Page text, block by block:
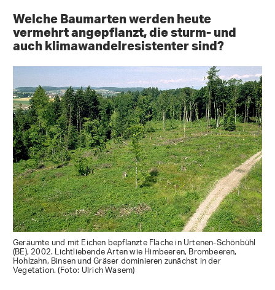
Welche Baumarten werden heute
vermehrt angepflanzt, die sturm- und
auch klimawandelresistenter sind?
Geräumte und mit Eichen bepflanzte Fläche in Urtenen-Schönbühl
(BE), 2002. Lichtliebende Arten wie Himbeeren, Brombeeren,
Hohlzahn, Binsen und Gräser dominieren zunächst in der
Vegetation. (Foto: Ulrich Wasem)